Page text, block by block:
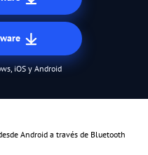
iOS y Android
Android a través de Bluetooth